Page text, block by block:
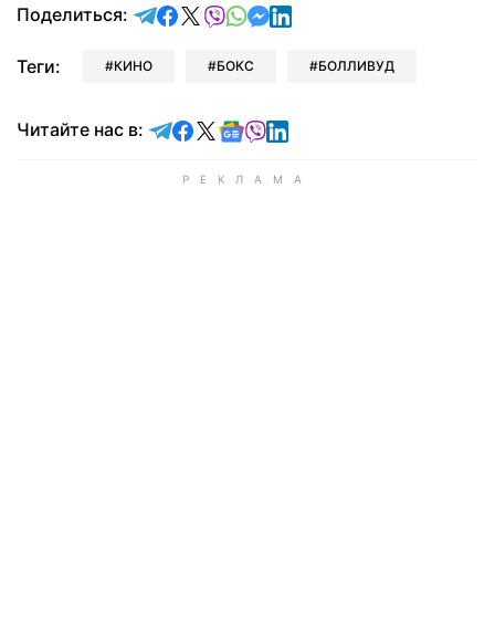
Поделиться: отправить в Telegram
поделиться в Facebook
поделиться в X
отправить в Viber
отправить в Whatsapp
отправить в Messenger
отправить в LinkedIn
Теги: КИНО БОКС БОЛЛИВУД
Читайте нас в: Читайте в Telegram
Читайте в Facebook
Читайте в X
Читайте в Google news
Читайте в Viber
Читайте в LinkedIn